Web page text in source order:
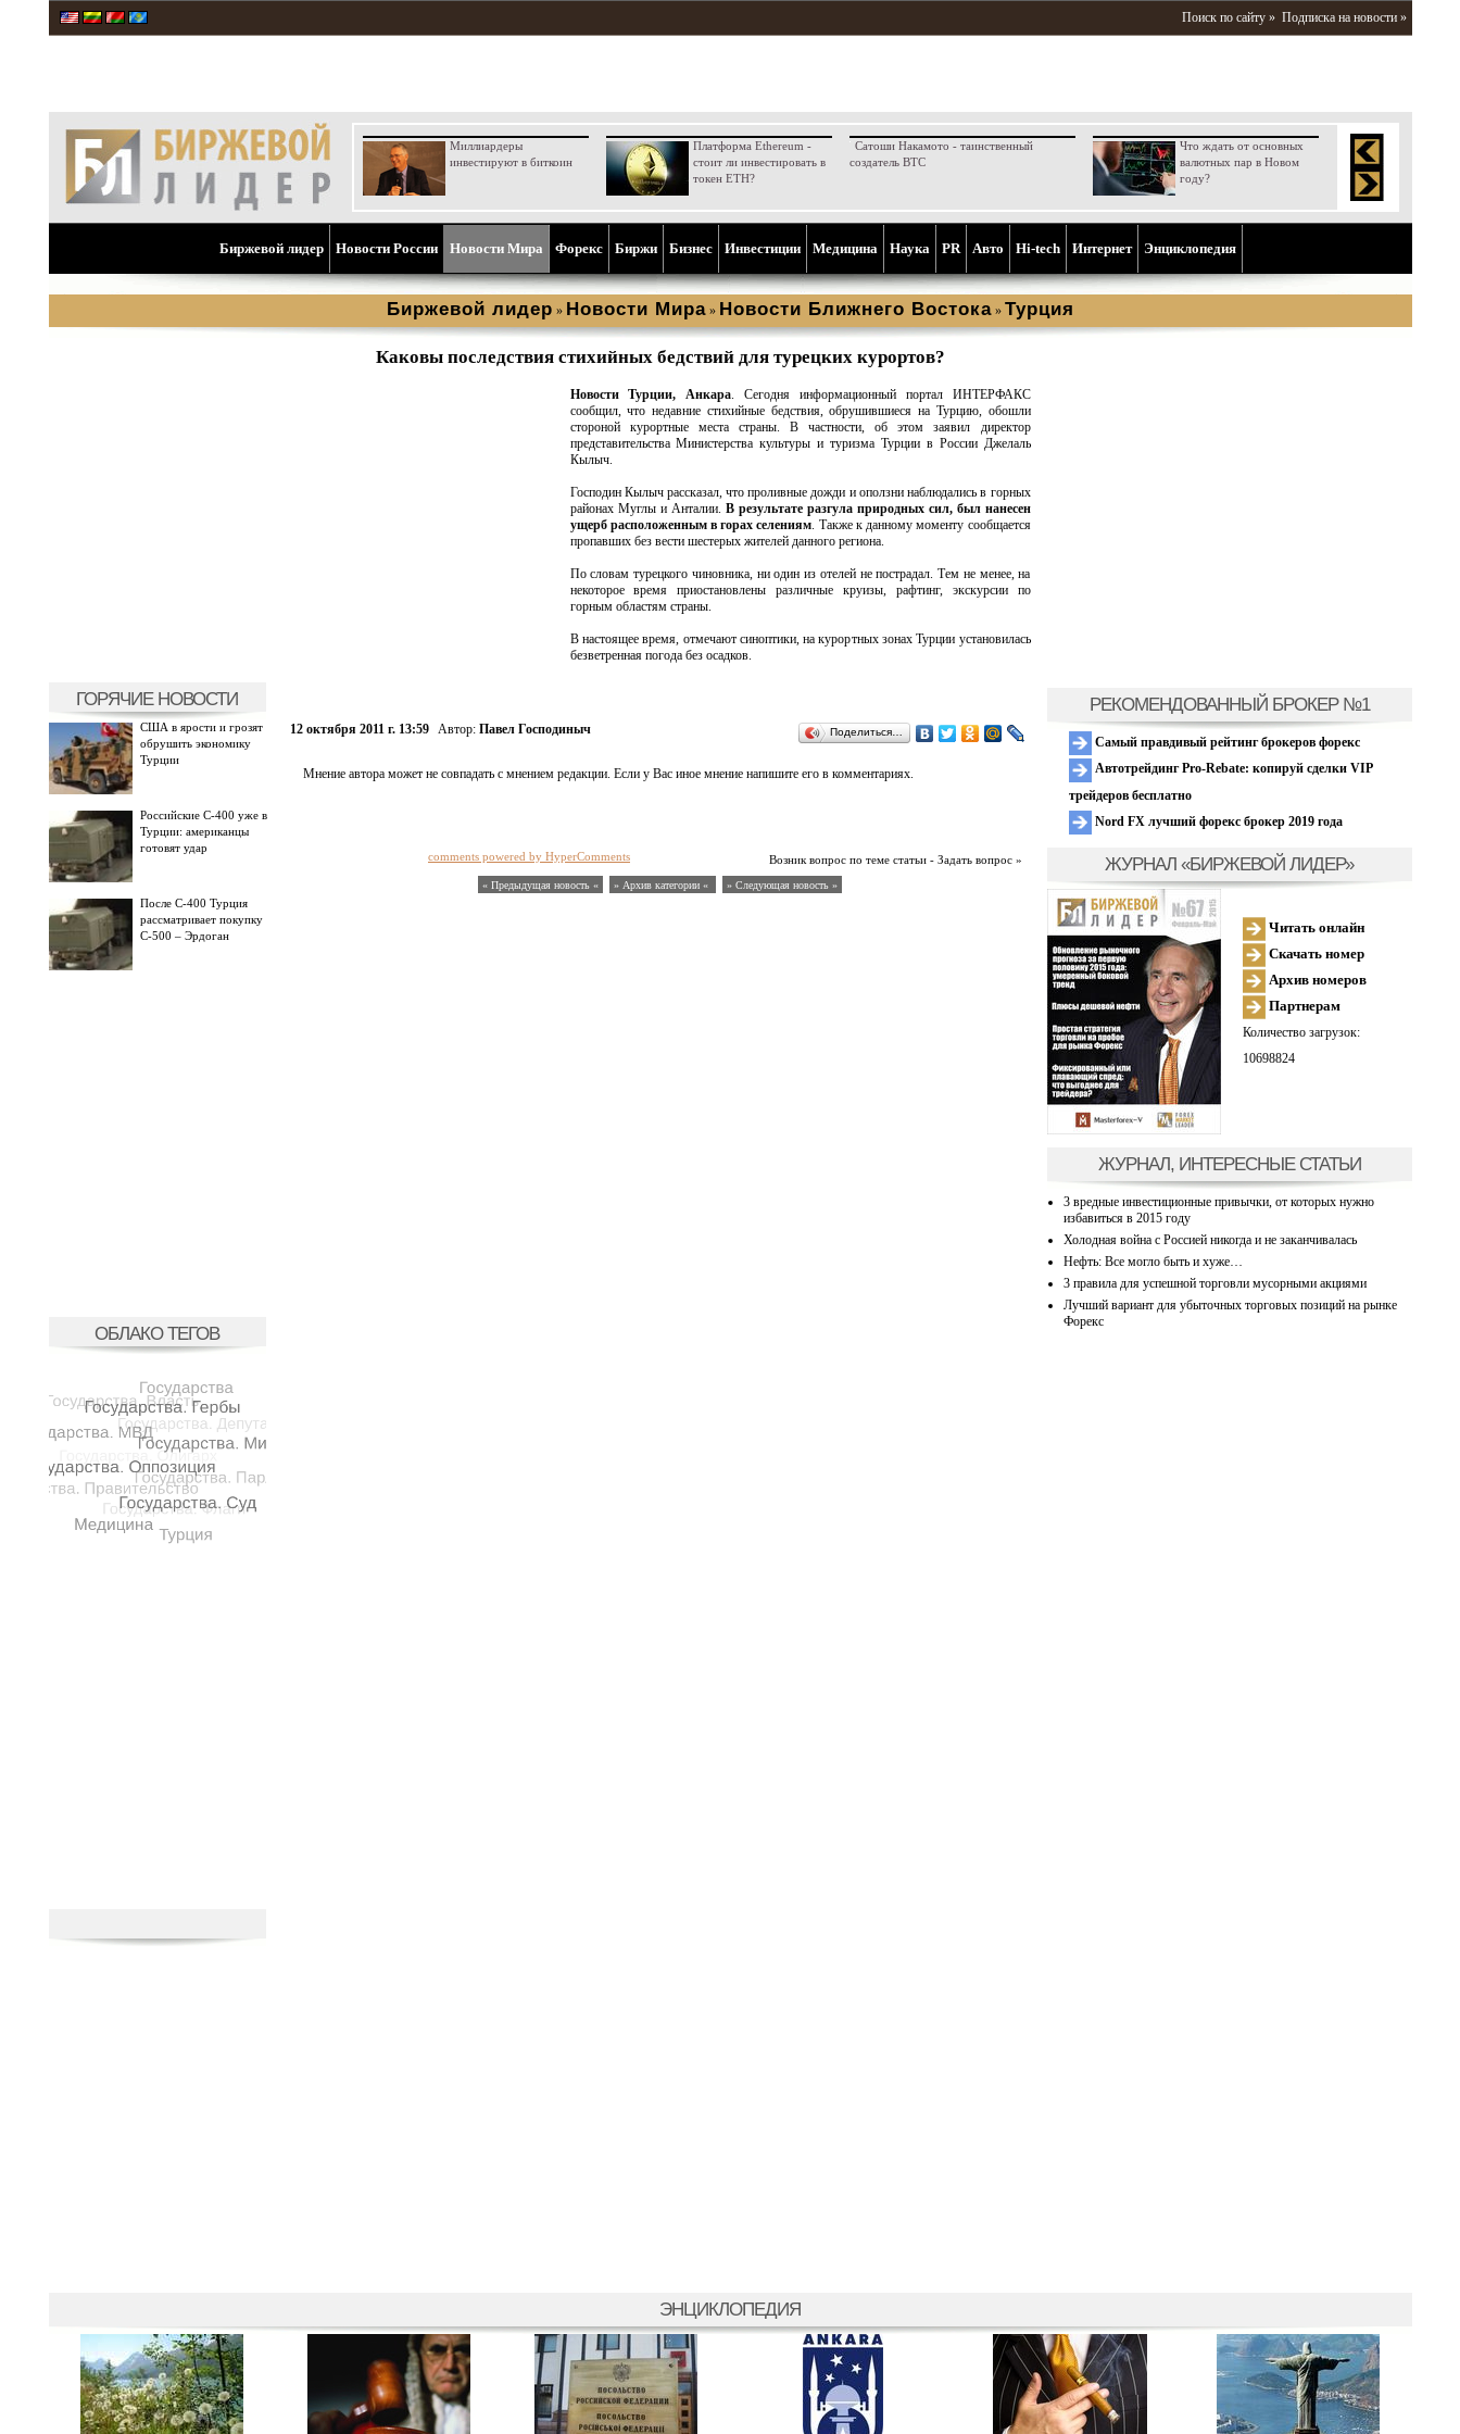
Поиск по сайту » Подписка на новости »
Миллиардеры
инвестируют в биткоин
Платформа Ethereum -
стоит ли инвестировать в
токен ETH?
Сатоши Накамото - таинственный
создатель BTC
Что ждать от основных
валютных пар в Новом
году?
Биржевой лидер Новости России Новости Мира Форекс Биржи Бизнес Инвестиции Медицина Наука PR Aвто Hi-tech Интернет Энциклопедия
Биржевой лидер » Новости Мира » Новости Ближнего Востока » Турция
ГОРЯЧИЕ НОВОСТИ
США в ярости и грозят
обрушить экономику
Турции
Российские С-400 уже в
Турции: американцы
готовят удар
После С-400 Турция
рассматривает покупку
С-500 – Эрдоган
ОБЛАКО ТЕГОВ
Каковы последствия стихийных бедствий для турецких курортов?
Новости Турции, Анкара. Сегодня информационный портал ИНТЕРФАКС
сообщил, что недавние стихийные бедствия, обрушившиеся на Турцию, обошли
стороной курортные места страны. В частности, об этом заявил директор
представительства Министерства культуры и туризма Турции в России Джелаль
Кылыч.
Господин Кылыч рассказал, что проливные дожди и оползни наблюдались в горных
районах Муглы и Анталии. В результате разгула природных сил, был нанесен
ущерб расположенным в горах селениям. Также к данному моменту сообщается
пропавших без вести шестерых жителей данного региона.
По словам турецкого чиновника, ни один из отелей не пострадал. Тем не менее, на
некоторое время приостановлены различные круизы, рафтинг, экскурсии по
горным областям страны.
В настоящее время, отмечают синоптики, на курортных зонах Турции установилась
безветренная погода без осадков.
12 октября 2011 г. 13:59 Автор: Павел Господиныч Поделиться…
Мнение автора может не совпадать с мнением редакции. Если у Вас иное мнение напишите его в комментариях.
Возник вопрос по теме статьи - Задать вопрос »
comments powered by HyperComments
« Предыдущая новость « » Архив категории « » Следующая новость »
РЕКОМЕНДОВАННЫЙ БРОКЕР №1
Самый правдивый рейтинг брокеров форекс
Автотрейдинг Pro-Rebate: копируй сделки VIP
трейдеров бесплатно
Nord FX лучший форекс брокер 2019 года
ЖУРНАЛ «БИРЖЕВОЙ ЛИДЕР»
Читать онлайн
Скачать номер
Архив номеров
Партнерам
Количество загрузок:
10698824
ЖУРНАЛ, ИНТЕРЕСНЫЕ СТАТЬИ
3 вредные инвестиционные привычки, от которых нужно
избавиться в 2015 году
Холодная война с Россией никогда и не заканчивалась
Нефть: Все могло быть и хуже…
3 правила для успешной торговли мусорными акциями
Лучший вариант для убыточных торговых позиций на рынке
Форекс
ЭНЦИКЛОПЕДИЯ